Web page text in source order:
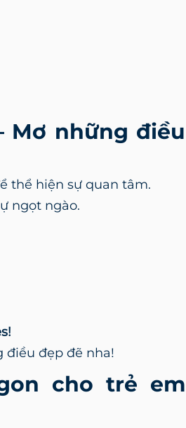
Mơ những điều
thể hiện sự quan tâm.
ngọt ngào.
điều đẹp đẽ nha!
cho trẻ em